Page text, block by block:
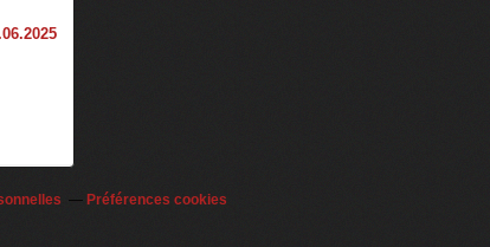
Préférences cookies